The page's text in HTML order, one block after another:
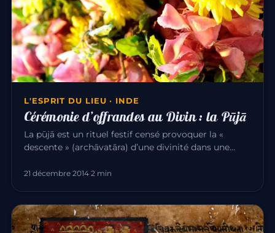
L'ESPRIT DU LIEU · INDE
Cérémonie d’offrandes au Divin : la Pūjā
La pūjā est un rituel festif censé provoquer la «
descente » (archāvatāra) d’une divinité dans une
21 décembre 2014·2 min